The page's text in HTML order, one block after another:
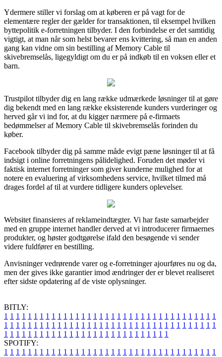
Ydermere stiller vi forslag om at køberen er på vagt for de
elementære regler der gælder for transaktionen, til eksempel hvilken
byttepolitik e-forretningen tilbyder. I den forbindelse er det samtidig
vigtigt, at man når som helst bevarer ens kvittering, så man en anden
gang kan vidne om sin bestilling af Memory Cable til
skivebremselås, ligegyldigt om du er på indkøb til en voksen eller et
barn.
Trustpilot tilbyder dig en lang række udmærkede løsninger til at gøre
dig bekendt med en lang række eksisterende kunders vurderinger og
herved går vi ind for, at du kigger nærmere på e-firmaets
bedømmelser af Memory Cable til skivebremselås forinden du
køber.
Facebook tilbyder dig på samme måde evigt pæne løsninger til at få
indsigt i online forretningens pålidelighed. Foruden det møder vi
faktisk internet forretninger som giver kunderne mulighed for at
notere en evaluering af virksomhedens service, hvilket tilmed må
drages fordel af til at vurdere tidligere kunders oplevelser.
Websitet finansieres af reklameindtægter. Vi har faste samarbejder
med en gruppe internet handler derved at vi introducerer firmaernes
produkter, og høster godtgørelse ifald den besøgende vi sender
videre fuldfører en bestilling.
Anvisninger vedrørende varer og e-forretninger ajourføres nu og da,
men der gives ikke garantier imod ændringer der er blevet realiseret
efter sidste opdatering af de viste oplysninger.
BITLY:
1 1 1 1 1 1 1 1 1 1 1 1 1 1 1 1 1 1 1 1 1 1 1 1 1 1 1 1 1 1 1 1 1 1 1 1
1 1 1 1 1 1 1 1 1 1 1 1 1 1 1 1 1 1 1 1 1 1 1 1 1 1 1 1 1 1 1 1 1 1 1 1
1 1 1 1 1 1 1 1 1 1 1 1 1 1 1 1 1 1 1 1 1 1 1 1 1 1 1 1
SPOTIFY:
1 1 1 1 1 1 1 1 1 1 1 1 1 1 1 1 1 1 1 1 1 1 1 1 1 1 1 1 1 1 1 1 1 1 1 1